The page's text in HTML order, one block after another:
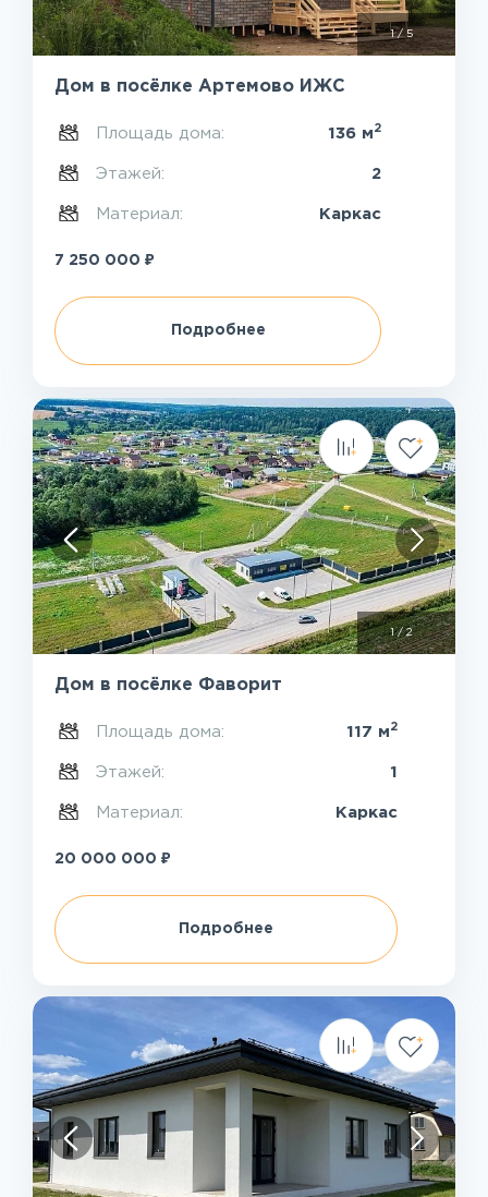
1/5
Дом в посёлке Артемово ИЖС
Площадь дома: 136 м 2
Этажей: 2
Материал: Каркас
7 250 000 ₽
Подробнее
1/2
Дом в посёлке Фаворит
Площадь дома: 117 м 2
Этажей: 1
Материал: Каркас
20 000 000 ₽
Подробнее